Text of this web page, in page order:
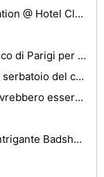
Economici e di Budget Accommodation @ Hotel Claremont , Melbourne !
Vedere L'attrattiva dal piccolo Nautico di Parigi per la più grande Palazzi
Come scaricare il carburante da un serbatoio del carburante Honda Accord
Canottaggio - Tutti i passeggeri dovrebbero essere tenuti al sicuro
Una guida turistica fantastico per Intrigante Badshot Lea Nel Surrey